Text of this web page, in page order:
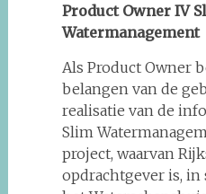
Product Owner IV
Watermanagement
Als Product Owner
belangen van de
realisatie van de
Slim
project, waarvan
opdrachtgever is,